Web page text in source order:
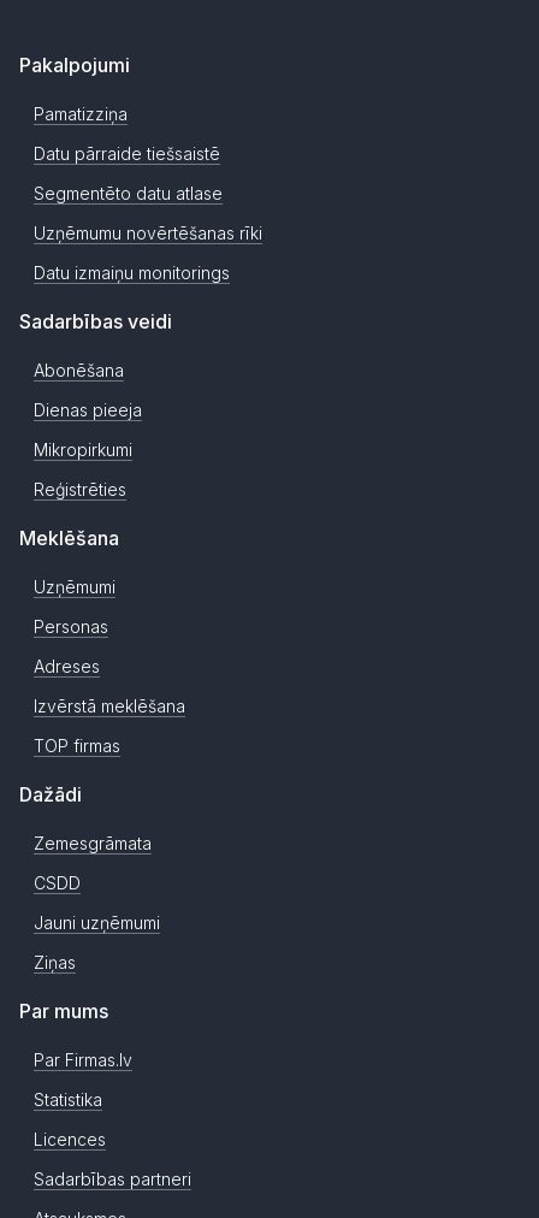
Pakalpojumi
Pamatizziņa
Datu pārraide tiešsaistē
Segmentēto datu atlase
Uzņēmumu novērtēšanas rīki
Datu izmaiņu monitorings
Sadarbības veidi
Abonēšana
Dienas pieeja
Mikropirkumi
Reģistrēties
Meklēšana
Uzņēmumi
Personas
Adreses
Izvērstā meklēšana
TOP firmas
Dažādi
Zemesgrāmata
CSDD
Jauni uzņēmumi
Ziņas
Par mums
Par Firmas.lv
Statistika
Licences
Sadarbības partneri